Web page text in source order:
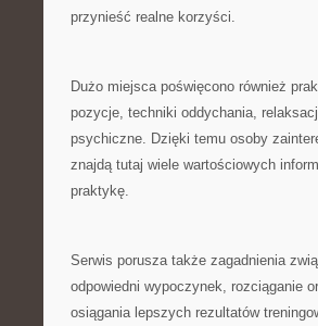
przynieść realne korzyści.
Dużo miejsca poświęcono również
pozycje, techniki oddychania,
psychiczne. Dzięki temu osoby
znajdą tutaj wiele wartościowych
praktykę.
Serwis porusza także zagadnienia
odpowiedni wypoczynek, rozciąganie
osiągania lepszych rezultatów